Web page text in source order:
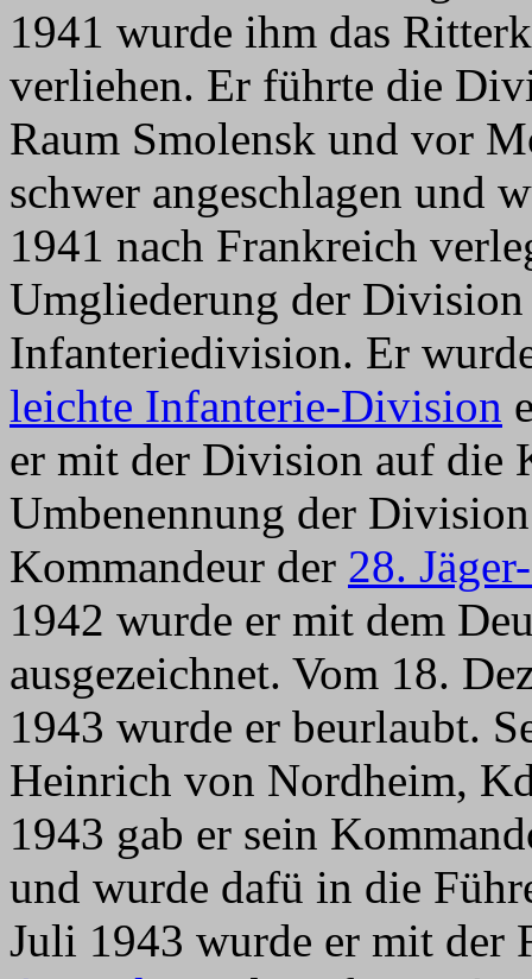
1941 wurde ihm das
verliehen. Er führte die
Raum Smolensk und vor
schwer angeschlagen und
1941 nach Frankreich
Umgliederung der
Infanteriedivision. Er
leichte Infanterie-Division
er mit der Division auf die
Umbenennung der
Kommandeur der 28.
1942 wurde er mit dem
ausgezeichnet. Vom 18.
1943 wurde er beurlaubt.
Heinrich von Nordheim,
1943 gab er sein
und wurde dafü in die
Juli 1943 wurde er mit der